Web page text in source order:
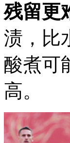
残留更
渍，比
酸煮可
高。